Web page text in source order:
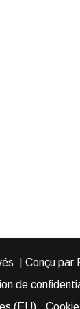
| Conçu par
de
(EU)